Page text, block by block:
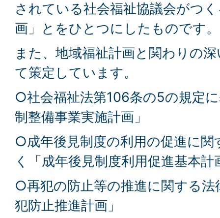
されている社会福祉協議会がつ
画」とをひとつにしたものです。
また、地域福祉計画と関わりの
て策定しています。
○社会福祉法第106条の5の規定
制整備事業実施計画」
○成年後見制度の利用の促進に関
く「成年後見制度利用促進基本計
○再犯の防止等の推進に関する
犯防止推進計画」